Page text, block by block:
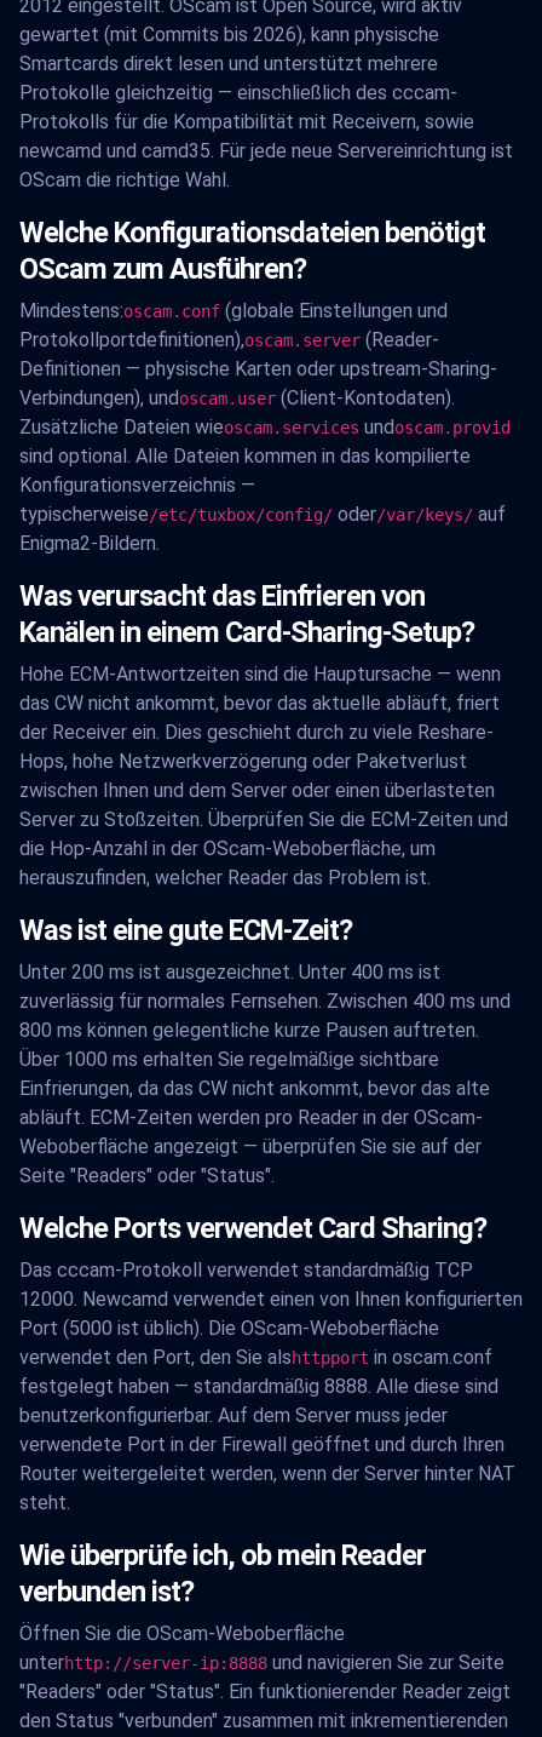
2012 eingestellt. OScam ist Open Source, wird aktiv
gewartet (mit Commits bis 2026), kann physische
Smartcards direkt lesen und unterstützt mehrere
Protokolle gleichzeitig — einschließlich des cccam-
Protokolls für die Kompatibilität mit Receivern, sowie
newcamd und camd35. Für jede neue Servereinrichtung ist
OScam die richtige Wahl.
Welche Konfigurationsdateien benötigt
OScam zum Ausführen?
Mindestens:oscam.conf (globale Einstellungen und
Protokollportdefinitionen),oscam.server (Reader-
Definitionen — physische Karten oder upstream-Sharing-
Verbindungen), undoscam.user (Client-Kontodaten).
Zusätzliche Dateien wieoscam.services undoscam.provid
sind optional. Alle Dateien kommen in das kompilierte
Konfigurationsverzeichnis —
typischerweise/etc/tuxbox/config/ oder/var/keys/ auf
Enigma2-Bildern.
Was verursacht das Einfrieren von
Kanälen in einem Card-Sharing-Setup?
Hohe ECM-Antwortzeiten sind die Hauptursache — wenn
das CW nicht ankommt, bevor das aktuelle abläuft, friert
der Receiver ein. Dies geschieht durch zu viele Reshare-
Hops, hohe Netzwerkverzögerung oder Paketverlust
zwischen Ihnen und dem Server oder einen überlasteten
Server zu Stoßzeiten. Überprüfen Sie die ECM-Zeiten und
die Hop-Anzahl in der OScam-Weboberfläche, um
herauszufinden, welcher Reader das Problem ist.
Was ist eine gute ECM-Zeit?
Unter 200 ms ist ausgezeichnet. Unter 400 ms ist
zuverlässig für normales Fernsehen. Zwischen 400 ms und
800 ms können gelegentliche kurze Pausen auftreten.
Über 1000 ms erhalten Sie regelmäßige sichtbare
Einfrierungen, da das CW nicht ankommt, bevor das alte
abläuft. ECM-Zeiten werden pro Reader in der OScam-
Weboberfläche angezeigt — überprüfen Sie sie auf der
Seite "Readers" oder "Status".
Welche Ports verwendet Card Sharing?
Das cccam-Protokoll verwendet standardmäßig TCP
12000. Newcamd verwendet einen von Ihnen konfigurierten
Port (5000 ist üblich). Die OScam-Weboberfläche
verwendet den Port, den Sie alshttpport in oscam.conf
festgelegt haben — standardmäßig 8888. Alle diese sind
benutzerkonfigurierbar. Auf dem Server muss jeder
verwendete Port in der Firewall geöffnet und durch Ihren
Router weitergeleitet werden, wenn der Server hinter NAT
steht.
Wie überprüfe ich, ob mein Reader
verbunden ist?
Öffnen Sie die OScam-Weboberfläche
unterhttp://server-ip:8888 und navigieren Sie zur Seite
"Readers" oder "Status". Ein funktionierender Reader zeigt
den Status "verbunden" zusammen mit inkrementierenden